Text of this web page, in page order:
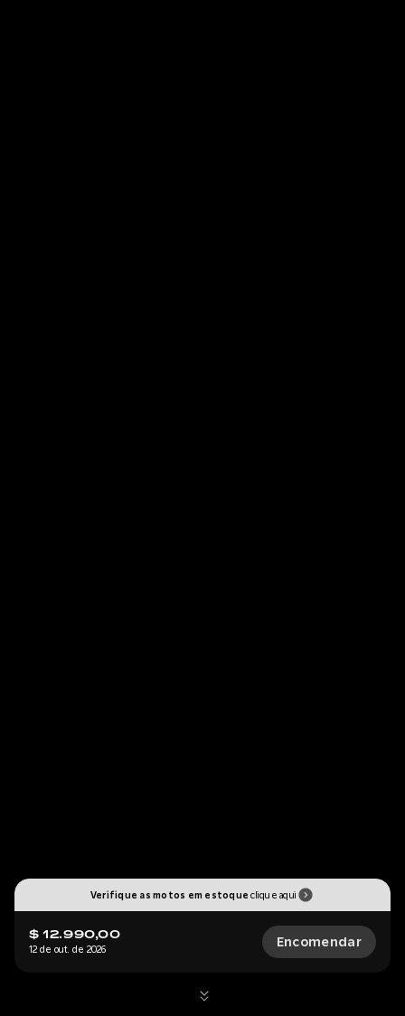
Verifique as motos em estoqueclique aqui
$ 12.990,00
12 de out. de 2026 Encomendar